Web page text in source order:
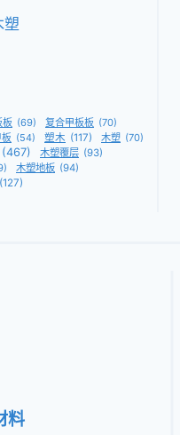
塑
板 (69) 复合甲板板 (70)
(54) 塑木 (117) 木塑 (70)
(467) 木塑覆层 (93)
木塑地板 (94)
(127)
料